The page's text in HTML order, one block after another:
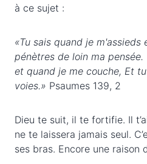
à ce sujet :
«Tu sais quand je m'assieds
pénètres de loin ma
et quand je me couche, Et
voies.» Psaumes 139, 2
Dieu te suit, il te fortifie. Il
ne te laissera jamais seul.
ses bras. Encore une raison